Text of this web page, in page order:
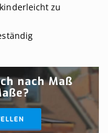
zu
nach Maß